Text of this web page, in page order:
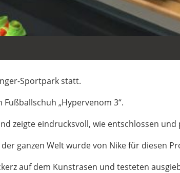
Sportpark statt.
„Hypervenom 3“.
zeigte eindrucksvoll, wie entschlossen
ganzen Welt wurde von Nike für diesen
auf dem Kunstrasen und testeten